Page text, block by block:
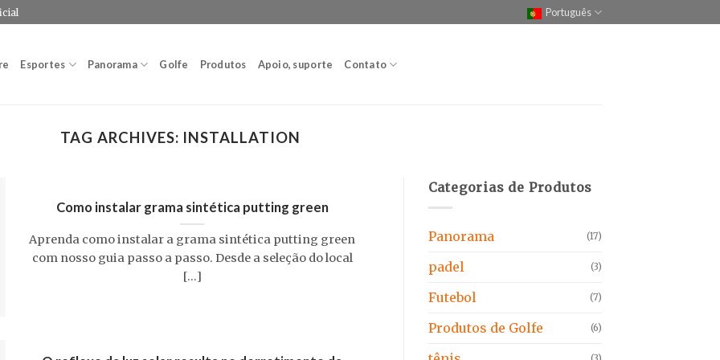
Português
Esportes Panorama Golfe Produtos Apoio, suporte Contato
TAG ARCHIVES: INSTALLATION
Como instalar grama sintética putting green
Aprenda como instalar a grama sintética putting green
com nosso guia passo a passo. Desde a seleção do local
[...]
Categorias de Produtos
Panorama (17)
padel (3)
Futebol (7)
Produtos de Golfe (6)